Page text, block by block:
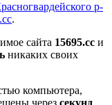
р-
.
сайта 15695.cc и
никаких своих
компьютера,